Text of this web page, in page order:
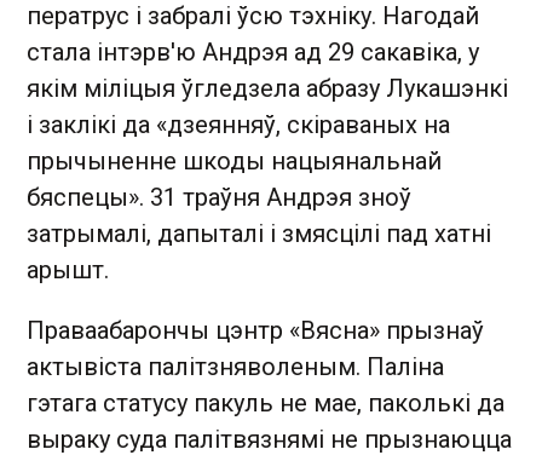
ператрус і забралі ўсю тэхніку. Нагодай
стала інтэрв'ю Андрэя ад 29 сакавіка, у
якім міліцыя ўгледзела абразу Лукашэнкі
і заклікі да «дзеянняў, скіраваных на
прычыненне шкоды нацыянальнай
бяспецы». 31 траўня Андрэя зноў
затрымалі, дапыталі і змясцілі пад хатні
арышт.
Праваабарончы цэнтр «Вясна» прызнаў
актывіста палітзняволеным. Паліна
гэтага статусу пакуль не мае, паколькі да
выраку суда палітвязнямі не прызнаюцца